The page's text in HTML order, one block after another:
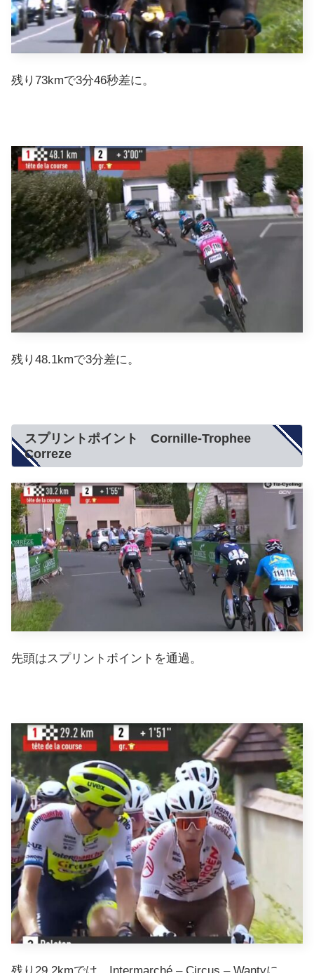
残り73kmで3分46秒差に。
残り48.1kmで3分差に。
スプリントポイント Cornille-Trophee
Correze
先頭はスプリントポイントを通過。
残り29.2kmでは、Intermarché – Circus – Wantyに